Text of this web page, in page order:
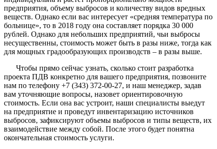
предприятия, объему выбросов и количеству видов вредных
веществ. Однако если вас интересует «средняя температура по
больнице», то в 2018 году она составляет порядка 30 000
рублей. Однако для небольших предприятий, чьи выбросы
несущественны, стоимость может быть в разы ниже, тогда как
для мощных градообразующих производств – в разы выше.
Чтобы прямо сейчас узнать, сколько стоит разработка
проекта ПДВ конкретно для вашего предприятия, позвоните
нам по телефону +7 (343) 372-00-27, и наш менеджер, задав
вам уточняющие вопросы, назовет ориентировочную
стоимость. Если она вас устроит, наши специалисты выедут
на предприятие и проведут инвентаризацию источников
выбросов, зафиксируют объемы выбросов и типы веществ, их
взаимодействие между собой. После этого будет понятна
окончательная стоимость услуги.